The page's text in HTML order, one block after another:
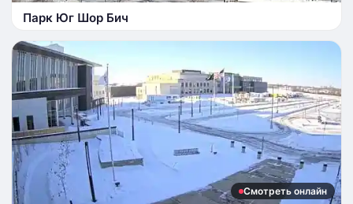
Парк Юг Шор Бич
Смотреть онлайн